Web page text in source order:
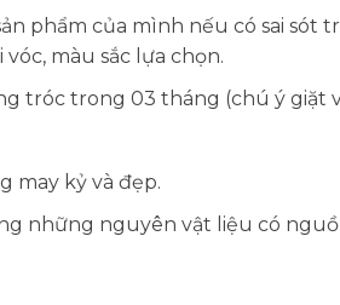
phẩm của mình nếu có sai
màu sắc lựa chọn.
tróc trong 03 tháng (chú ý giặt
may kỷ và đẹp.
những nguyên vật liệu có